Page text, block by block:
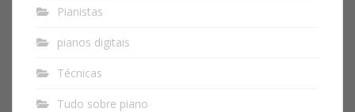
Pianistas
pianos digitais
Técnicas
Tudo sobre piano